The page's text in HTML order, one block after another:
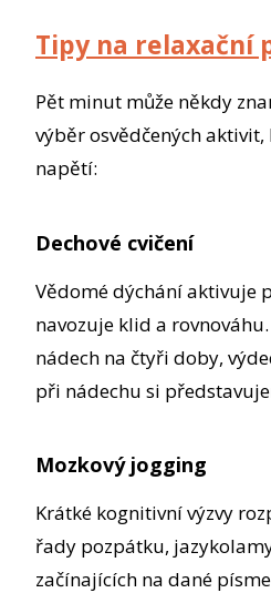
Tipy na
Pět minut může někdy
výběr osvědčených
napětí:
Dechové cvičení
Vědomé dýchání aktivuje
navozuje klid a
nádech na čtyři doby,
při nádechu si
Mozkový jogging
Krátké kognitivní výzvy
řady pozpátku,
začínajících na dané